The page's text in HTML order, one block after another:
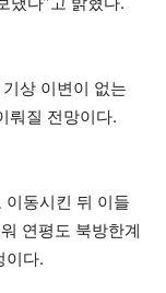
상 이변이 없는
뤄질 전망이다.
동시킨 뒤 이들
연평도 북방한계
이다.